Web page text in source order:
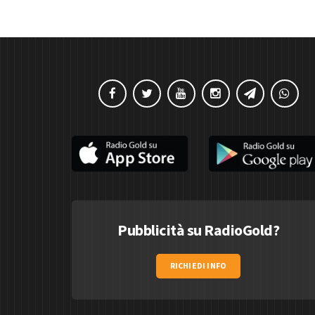
Pubblicità su RadioGold?
RICHIEDI INFO